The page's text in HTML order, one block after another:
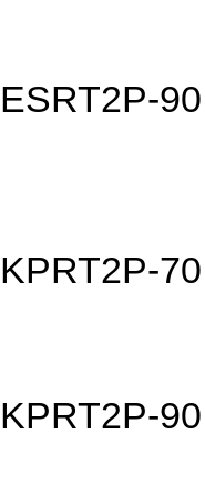
ESRT2P-90
KPRT2P-70
KPRT2P-90